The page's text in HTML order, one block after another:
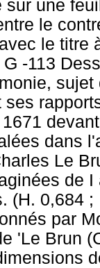
sur une
le
le titre
-113
ses
1671
dans
Le
de
(H. 0,684
par
'Le Brun